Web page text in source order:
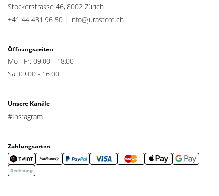
Stockerstrasse 46, 8002 Zürich
+41 44 431 96 50 | info@jurastore.ch
Öffnungszeiten
Mo - Fr: 09:00 - 18:00
Sa: 09:00 - 16:00
Unsere Kanäle
#Instagram
Zahlungsarten